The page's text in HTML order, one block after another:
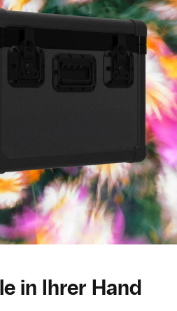
in Ihrer Hand